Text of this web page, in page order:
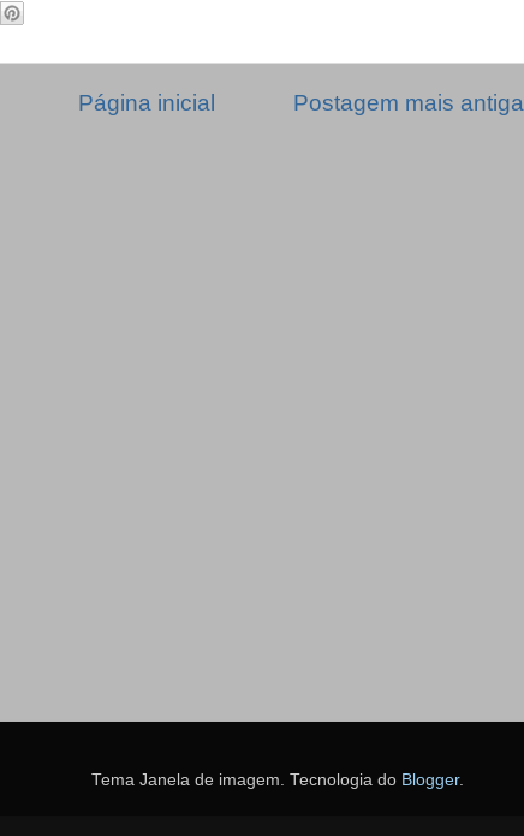
Postagem mais antiga
Página inicial
Tema Janela de imagem. Tecnologia do Blogger.